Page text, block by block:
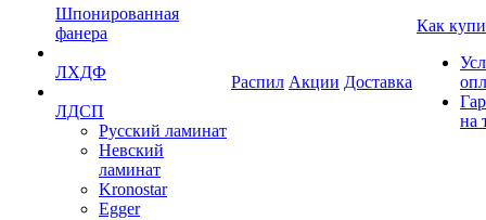
Шпонированная
фанера
ЛХДФ
ЛДСП
Русский ламинат
Невский
ламинат
Kronostar
Egger
Распил Акции Доставка
Как
на